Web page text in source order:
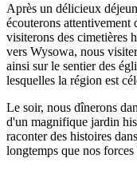
Après un délicieux
écouterons attentivement
visiterons des cimetières
vers Wysowa, nous
ainsi sur le sentier des
lesquelles la région est
Le soir, nous dînerons
d'un magnifique jardin
raconter des histoires
longtemps que nos